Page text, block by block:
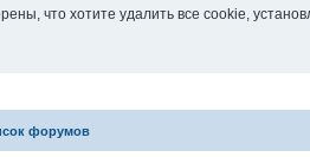
что хотите удалить все cookie,
форумов